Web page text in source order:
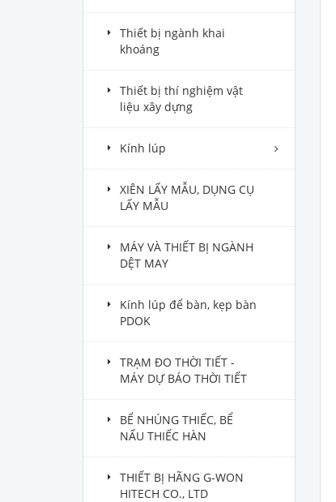
Thiết bị ngành khai
khoáng
Thiết bị thí nghiệm vật
liệu xây dựng
Kính lúp
XIÊN LẤY MẪU, DỤNG CỤ
LẤY MẪU
MÁY VÀ THIẾT BỊ NGÀNH
DỆT MAY
Kính lúp để bàn, kẹp bàn
PDOK
TRẠM ĐO THỜI TIẾT -
MÁY DỰ BÁO THỜI TIẾT
BỂ NHÚNG THIẾC, BỂ
NẤU THIẾC HÀN
THIẾT BỊ HÃNG G-WON
HITECH CO., LTD